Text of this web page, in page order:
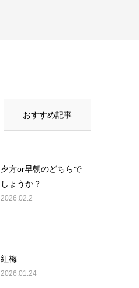
おすすめ記事
夕方or早朝のどちらで
しょうか？
2026.02.2
紅梅
2026.01.24